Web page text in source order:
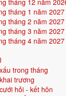
tháng 1 năm 2027
tháng 2 năm 2027
tháng 3 năm 2027
tháng 4 năm 2027
trong tháng
trương
hỏi - kết hôn
Thổ. Năm2026 -1
con Khỉ) thuộc
Be.
Cửu Tử Hỏa (2024-